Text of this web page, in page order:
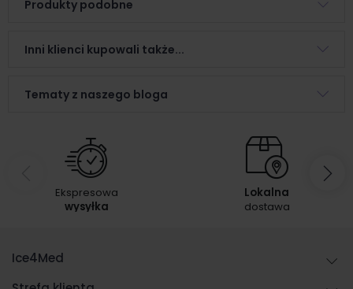
Produkty podobne
Inni klienci kupowali także...
Tematy z naszego bloga
Ekspresowa
wysyłka
Lokalna
dostawa
Ice4Med